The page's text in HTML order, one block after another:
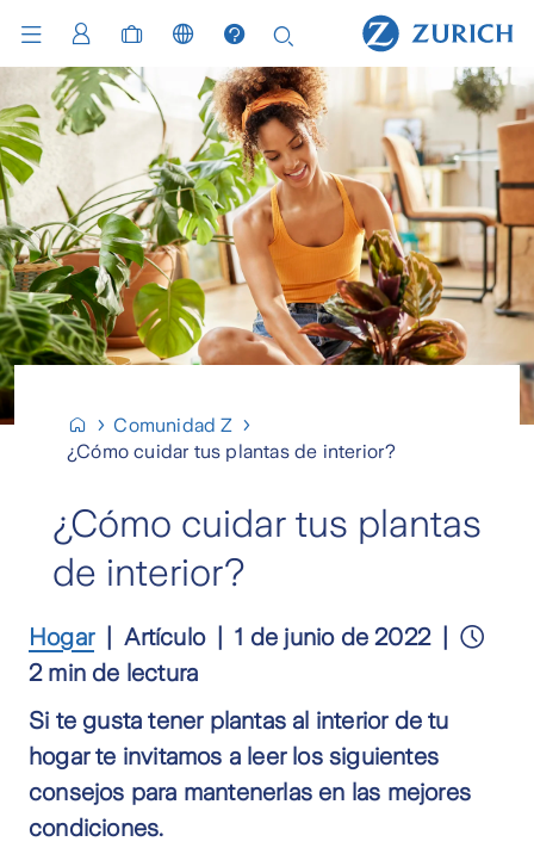
Comunidad Z
¿Cómo cuidar tus plantas de interior?
¿Cómo cuidar tus plantas
de interior?
Hogar Artículo
1 de junio de 2022
2 min de lectura
Si te gusta tener plantas al interior de tu
hogar te invitamos a leer los siguientes
consejos para mantenerlas en las mejores
condiciones.